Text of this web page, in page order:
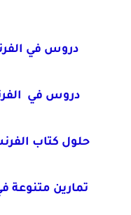
دروس في
دروس في
حلول كتاب الفرنسية السنة الاولى متوسط